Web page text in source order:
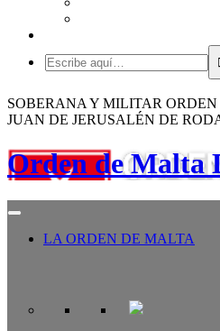
SOBERANA Y MILITAR
JUAN DE JERUSALÉN DE
Orden de Malta
LA ORDEN DE MALTA